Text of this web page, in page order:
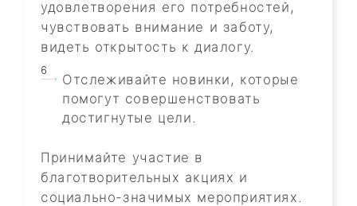
удовлетворения его потребностей,
чувствовать внимание и заботу,
видеть открытость к диалогу.
Отслеживайте новинки, которые
помогут совершенствовать
достигнутые цели.
Принимайте участие в
благотворительных акциях и
социально-значимых мероприятиях.